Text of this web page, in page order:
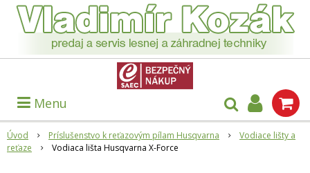
Menu
Úvod Príslušenstvo k reťazovým pílam Husqvarna
Vodiace lišty a
reťaze
Vodiaca lišta Husqvarna X-Force